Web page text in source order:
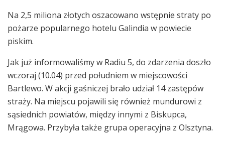
Na 2,5 miliona złotych oszacowano wstępnie straty po
pożarze popularnego hotelu Galindia w powiecie
piskim.
Jak już informowaliśmy w Radiu 5, do zdarzenia doszło
wczoraj (10.04) przed południem w miejscowości
Bartlewo. W akcji gaśniczej brało udział 14 zastępów
straży. Na miejscu pojawili się również mundurowi z
sąsiednich powiatów, między innymi z Biskupca,
Mrągowa. Przybyła także grupa operacyjna z Olsztyna.